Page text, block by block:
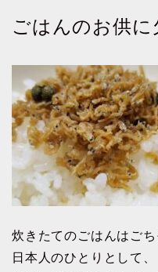
ごはんのお供に
炊きたてのごはんはごち
日本人のひとりとして、